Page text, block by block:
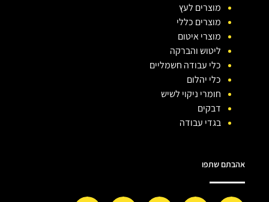
מוצרים לעץ
מוצרים כללי
מוצרי איטום
ליטוש והברקה
כלי עבודה חשמליים
כלי יהלום
חומרי ניקוי לשיש
דבקים
בגדי עבודה
אהבתם שתפו